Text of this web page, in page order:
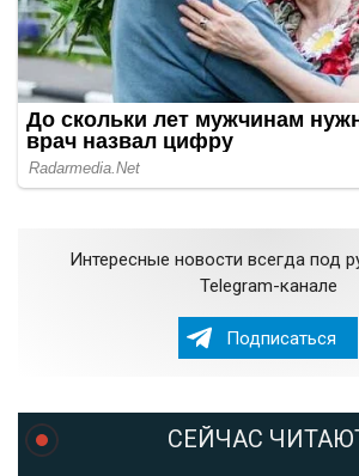
Интересные новости всегда под
Telegram-канале
Подписаться
СЕЙЧАС